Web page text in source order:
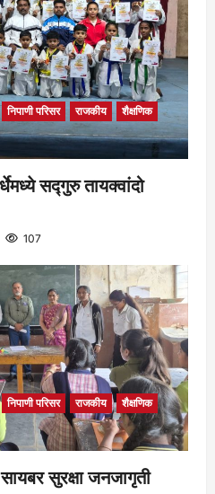
निपाणी परिसर राजकीय
शैक्षणिक
सद्गुरु तायक्वांदो
107
निपाणी परिसर राजकीय
शैक्षणिक
सुरक्षा जनजागृती